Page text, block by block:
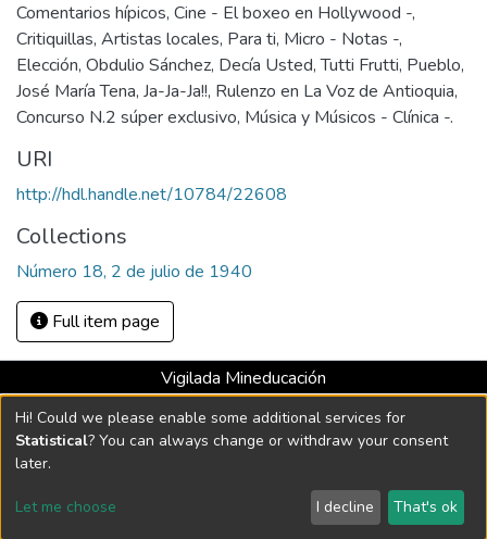
Comentarios hípicos, Cine - El boxeo en Hollywood -,
Critiquillas, Artistas locales, Para ti, Micro - Notas -,
Elección, Obdulio Sánchez, Decía Usted, Tutti Frutti, Pueblo,
José María Tena, Ja-Ja-Ja!!, Rulenzo en La Voz de Antioquia,
Concurso N.2 súper exclusivo, Música y Músicos - Clínica -.
URI
http://hdl.handle.net/10784/22608
Collections
Número 18, 2 de julio de 1940
Full item page
Vigilada Mineducación
Universidad con Acreditación Institucional hasta 2026 -
Resolución MEN 2158 de 2018
DSpace software copyright © 2002-2026 LYRASIS
Send Feedback
Hi! Could we please enable some additional services for
Statistical? You can always change or withdraw your consent
later.
Let me choose I decline That's ok